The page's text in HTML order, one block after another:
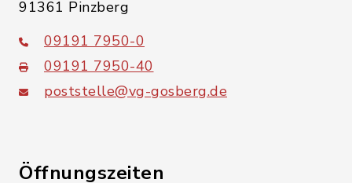
91361 Pinzberg
09191 7950-0
09191 7950-40
poststelle@vg-gosberg.de
Öffnungszeiten